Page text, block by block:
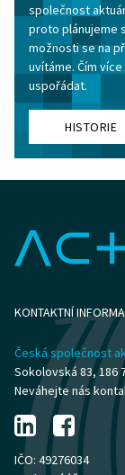
společnost
proto plánujeme
možnosti se na
uvítáme. Čím
uspořádat.
HISTORIE
KONTAKTNÍ
Česká společnost
Sokolovská 83, 186
Neváhejte nás
IČO: 49276034